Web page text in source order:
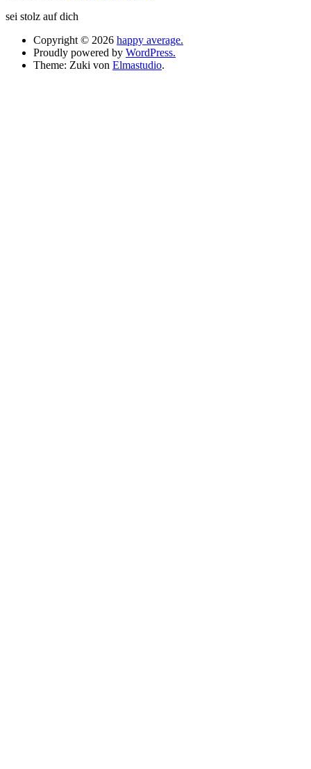
sei stolz auf dich
Copyright © 2026 happy average.
Proudly powered by WordPress.
Theme: Zuki von Elmastudio.